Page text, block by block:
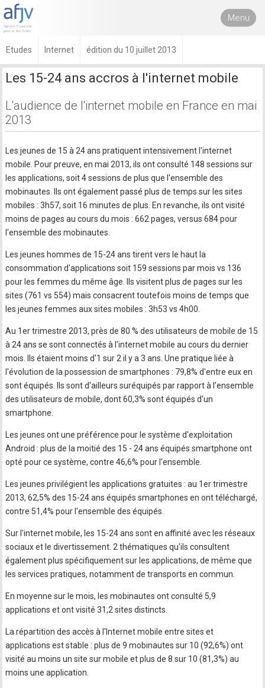
Menu
Etudes Internet édition du 10 juillet 2013
Les 15-24 ans accros à l'internet mobile
L'audience de l'internet mobile en France en mai
2013
Les jeunes de 15 à 24 ans pratiquent intensivement l'internet
mobile. Pour preuve, en mai 2013, ils ont consulté 148 sessions sur
les applications, soit 4 sessions de plus que l'ensemble des
mobinautes. Ils ont également passé plus de temps sur les sites
mobiles : 3h57, soit 16 minutes de plus. En revanche, ils ont visité
moins de pages au cours du mois : 662 pages, versus 684 pour
l'ensemble des mobinautes.
Les jeunes hommes de 15-24 ans tirent vers le haut la
consommation d'applications soit 159 sessions par mois vs 136
pour les femmes du même âge. Ils visitent plus de pages sur les
sites (761 vs 554) mais consacrent toutefois moins de temps que
les jeunes femmes aux sites mobiles : 3h53 vs 4h00.
Au 1er trimestre 2013, près de 80 % des utilisateurs de mobile de 15
à 24 ans se sont connectés à l'internet mobile au cours du dernier
mois. Ils étaient moins d'1 sur 2 il y a 3 ans. Une pratique liée à
l'évolution de la possession de smartphones : 79,8% d'entre eux en
sont équipés. Ils sont d'ailleurs suréquipés par rapport à l'ensemble
des utilisateurs de mobile, dont 60,3% sont équipés d'un
smartphone.
Les jeunes ont une préférence pour le système d'exploitation
Android : plus de la moitié des 15 - 24 ans équipés smartphone ont
opté pour ce système, contre 46,6% pour l'ensemble.
Les jeunes privilégient les applications gratuites : au 1er trimestre
2013, 62,5% des 15-24 ans équipés smartphones en ont téléchargé,
contre 51,4% pour l'ensemble des équipés.
Sur l'internet mobile, les 15-24 ans sont en affinité avec les réseaux
sociaux et le divertissement. 2 thématiques qu'ils consultent
également plus spécifiquement sur les applications, de même que
les services pratiques, notamment de transports en commun.
En moyenne sur le mois, les mobinautes ont consulté 5,9
applications et ont visité 31,2 sites distincts.
La répartition des accès à l'Internet mobile entre sites et
applications est stable : plus de 9 mobinautes sur 10 (92,6%) ont
visité au moins un site sur mobile et plus de 8 sur 10 (81,3%) au
moins une application.